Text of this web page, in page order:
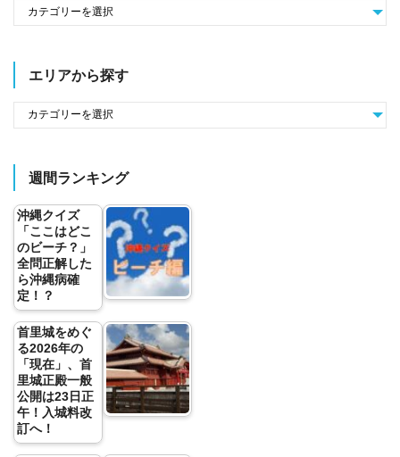
エリアから探す
週間ランキング
沖縄クイズ
「ここはどこ
のビーチ？」
全問正解した
ら沖縄病確
定！？
首里城をめぐ
る2026年の
「現在」、首
里城正殿一般
公開は23日正
午！入城料改
訂へ！